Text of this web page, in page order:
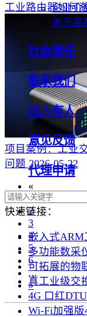
企业介
关于品
社会责任
联系我们
加入有人
意见反馈
代理申请
快速链接：
嵌入式ARM
多功能数采
可拓展的物
真工业级交
4G 口红
Wi-Fi加强版
工业路由器如何
项目案例：工业
问题 2026-05-22
«
1
2
3
4
5
6
...
»